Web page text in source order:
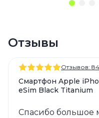
Отзывы
Отзывов: 84
Смартфон Apple
eSim Black Titanium
Спасибо большое